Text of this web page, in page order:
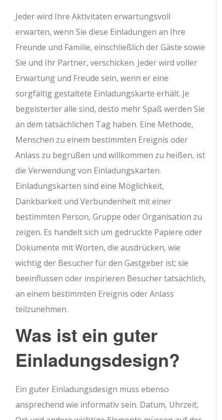
Jeder wird Ihre Aktivitäten erwartungsvoll
erwarten, wenn Sie diese Einladungen an Ihre
Freunde und Familie, einschließlich der Gäste sowie
Sie und Ihr Partner, verschicken. Jeder wird voller
Erwartung und Freude sein, wenn er eine
sorgfältig gestaltete Einladungskarte erhält. Je
begeisterter alle sind, desto mehr Spaß werden Sie
an dem tatsächlichen Tag haben. Eine Methode,
Menschen zu einem bestimmten Ereignis oder
Anlass zu begrüßen und willkommen zu heißen, ist
die Verwendung von Einladungskarten.
Einladungskarten sind eine Möglichkeit,
Dankbarkeit und Verbundenheit mit einer
bestimmten Person, Gruppe oder Organisation zu
zeigen. Es handelt sich um gedruckte Papiere oder
Dokumente mit Worten, die ausdrücken, wie
wichtig der Besucher für den Gastgeber ist; sie
beeinflussen oder inspirieren Besucher tatsächlich,
an einem bestimmten Ereignis oder Anlass
teilzunehmen.
Was ist ein guter
Einladungsdesign?
Ein guter Einladungsdesign muss ebenso
ansprechend wie informativ sein. Datum, Uhrzeit,